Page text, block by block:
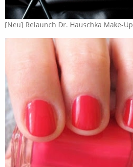
[Neu] Relaunch Dr. Hauschka Make-Up